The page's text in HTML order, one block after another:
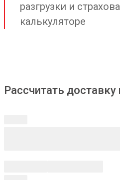
разгрузки и
калькуляторе
Рассчитать доставку